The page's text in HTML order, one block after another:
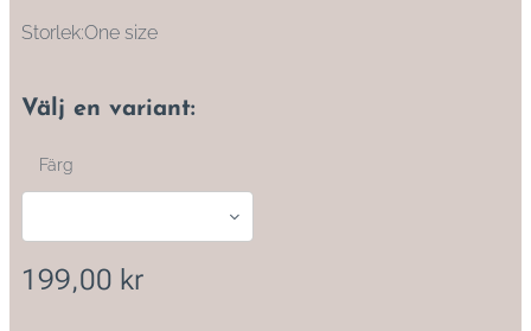
Storlek:One size
Välj en variant:
Färg
199,00 kr